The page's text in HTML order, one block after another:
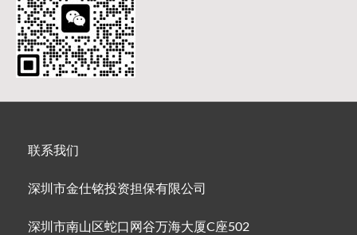
联系我们
深圳市金仕铭投资担保有限公司
深圳市南山区蛇口网谷万海大厦C座502